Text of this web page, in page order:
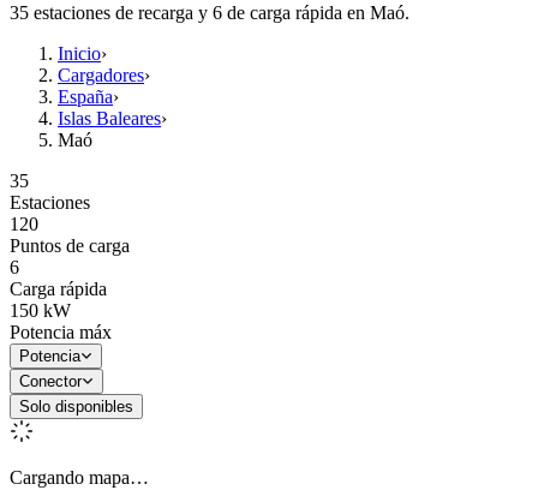
35 estaciones de recarga y 6 de carga rápida en Maó.
Inicio›
Cargadores›
España›
Islas Baleares›
Maó
35
Estaciones
120
Puntos de carga
6
Carga rápida
150 kW
Potencia máx
Potencia
Conector
Solo disponibles
Cargando mapa…